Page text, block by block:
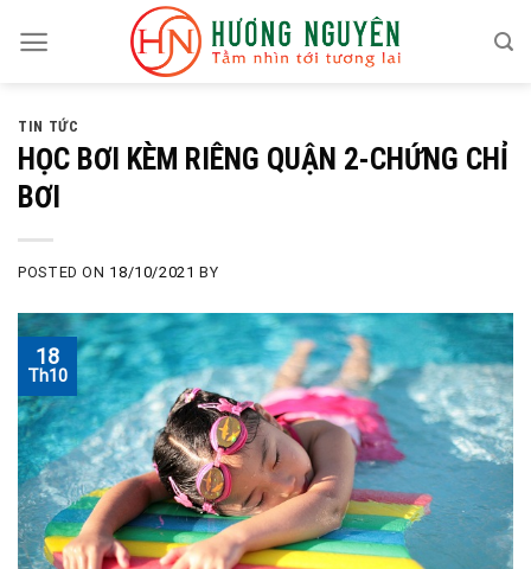
TIN TỨC
HỌC BƠI KÈM RIÊNG QUẬN 2-CHỨNG CHỈ
BƠI
POSTED ON 18/10/2021 BY
18
Th10